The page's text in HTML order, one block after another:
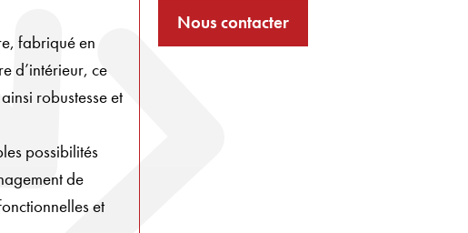
fabriqué en
d’intérieur, ce
robustesse et
possibilités
de
et
Nous contacter